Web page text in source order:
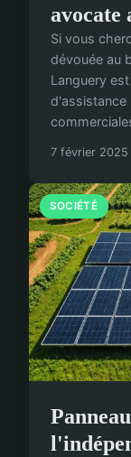
avocate
Si vous
dévouée au
Languery
d'assistance
7 février 2025
SOCIÉTÉ